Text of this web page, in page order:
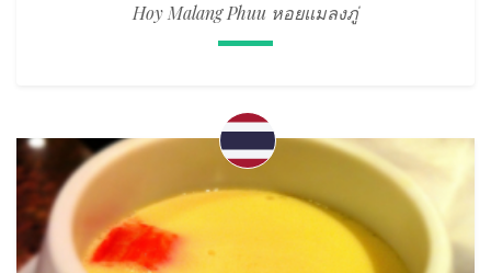
Hoy Malang Phuu หอยแมลงภู่